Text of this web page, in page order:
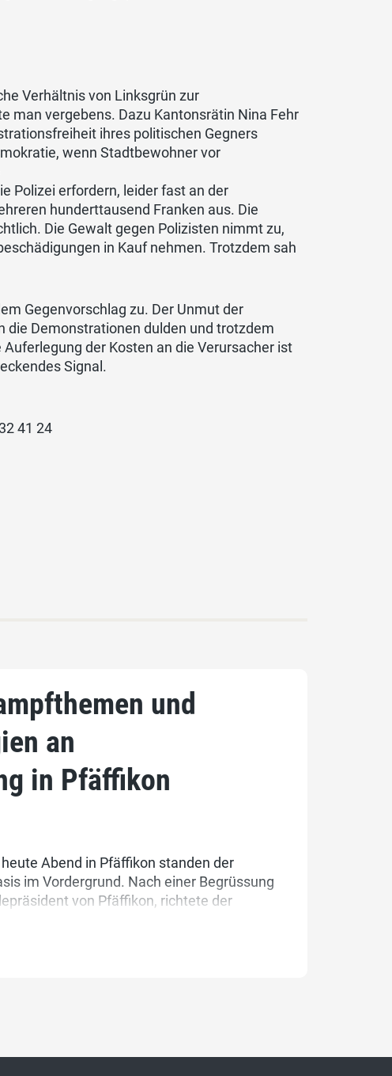
Verhältnis von Linksgrün zur
man vergebens. Dazu Kantonsrätin Nina Fehr
ihres politischen Gegners
wenn Stadtbewohner vor
Polizei erfordern, leider fast an der
hunderttausend Franken aus. Die
Die Gewalt gegen Polizisten nimmt zu,
in Kauf nehmen. Trotzdem sah
Gegenvorschlag zu. Der Unmut der
die Demonstrationen dulden und trotzdem
der Kosten an die Verursacher ist
Signal.
41 24
und
an
in Pfäffikon
Abend in Pfäffikon standen der
im Vordergrund. Nach einer Begrüssung
von Pfäffikon, richtete der